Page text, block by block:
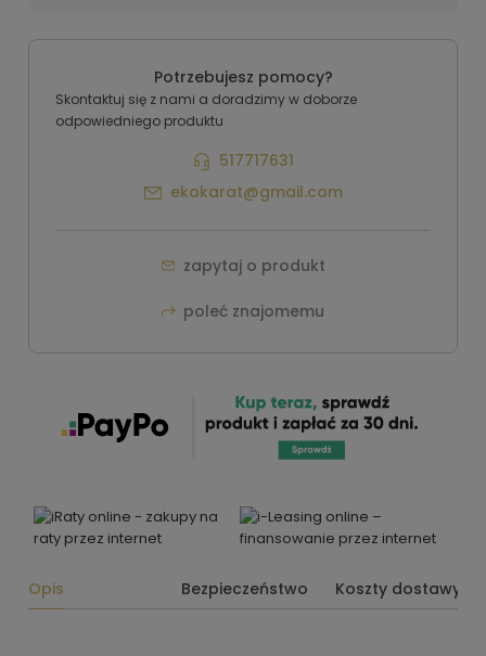
Potrzebujesz pomocy?
Skontaktuj się z nami a doradzimy w doborze
odpowiedniego produktu
517717631
ekokarat@gmail.com
zapytaj o produkt
poleć znajomemu
Opis Bezpieczeństwo Koszty dostawy